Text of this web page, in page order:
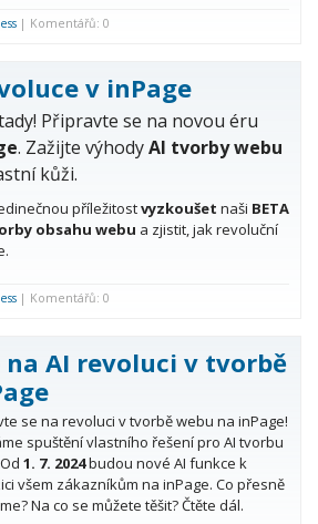
| Komentářů: 0
v inPage
Připravte se na novou éru
. Zažijte výhodyAI tvorby webu
kůži.
příležitostvyzkoušet naši BETA
obsahu webu a zjistit, jak revoluční
| Komentářů: 0
na AI revoluci v tvorbě
se na revoluci v tvorbě webu na inPage!
spuštění vlastního řešení pro AI tvorbu
1. 7. 2024budou nové AI funkce k
všem zákazníkům na inPage. Co přesně
Na co se můžete těšit? Čtěte dál.